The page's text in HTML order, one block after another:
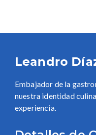
Leandro
Embajador de la
nuestra identidad
experiencia.